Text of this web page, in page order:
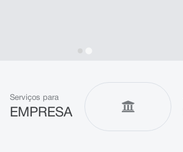
EMPRESA
Serviços para